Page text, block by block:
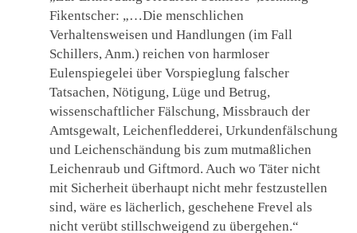
Fikentscher: „…Die menschlichen
Verhaltensweisen und Handlungen (im Fall
Schillers, Anm.) reichen von harmloser
Eulenspiegelei über Vorspieglung falscher
Tatsachen, Nötigung, Lüge und Betrug,
wissenschaftlicher Fälschung, Missbrauch der
Amtsgewalt, Leichenfledderei, Urkundenfälschung
und Leichenschändung bis zum mutmaßlichen
Leichenraub und Giftmord. Auch wo Täter nicht
mit Sicherheit überhaupt nicht mehr festzustellen
sind, wäre es lächerlich, geschehene Frevel als
nicht verübt stillschweigend zu übergehen.“